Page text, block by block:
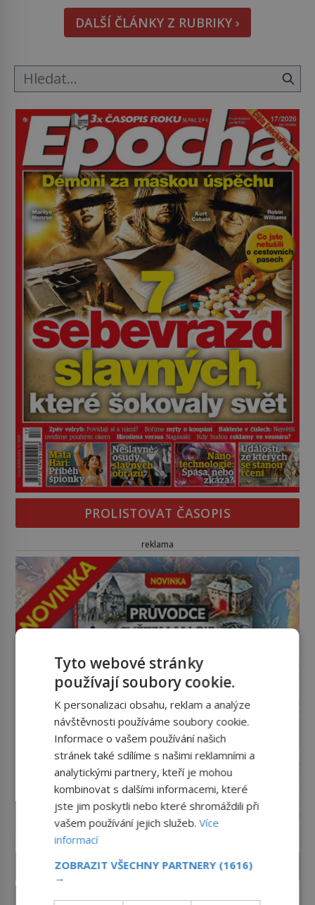
pověsil Napoleon? Samotný císař Napoleon
Bonaparte (1769–1821) má pro malbu slabost, a
tak si ji ještě jako první konzul přemístí do své
DALŠÍ ČLÁNKY Z RUBRIKY ›
PROLISTOVAT ČASOPIS
reklama
VĚDA A TECHNIKA
Tyto webové stránky
používají soubory cookie.
K personalizaci obsahu, reklam a analýze
návštěvnosti používáme soubory cookie.
Informace o vašem používání našich
stránek také sdílíme s našimi reklamními a
analytickými partnery, kteří je mohou
kombinovat s dalšími informacemi, které
jste jim poskytli nebo které shromáždili při
vašem používání jejich služeb.Více
informací
ZOBRAZIT VŠECHNY PARTNERY (1616)
→